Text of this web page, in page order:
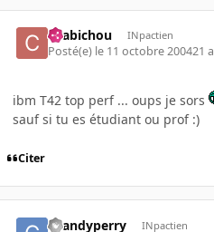
chabichou INpactien
Posté(e) le 11 octobre 200421 a
ibm T42 top perf ... oups je sors
sauf si tu es étudiant ou prof :)
Citer
chandyperry INpactien